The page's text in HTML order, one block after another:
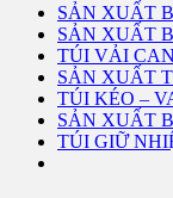
SẢN XUẤT
SẢN XUẤT
TÚI VẢI
SẢN XUẤT
TÚI KÉO –
SẢN XUẤT
TÚI GIỮ